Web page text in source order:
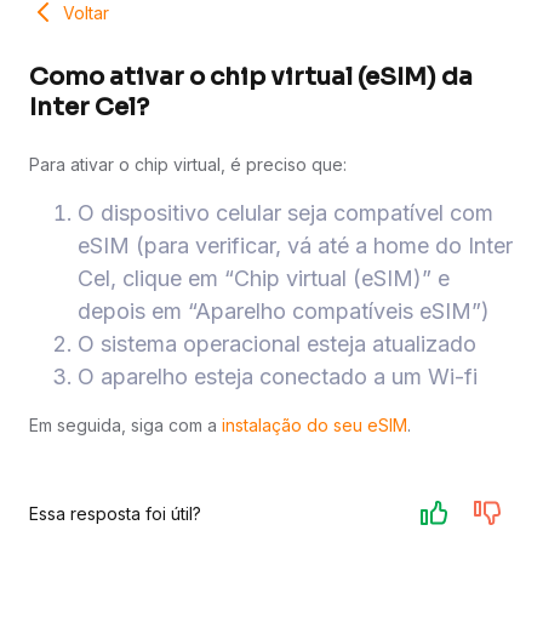
Voltar
Como ativar o chip virtual (eSIM) da
Inter Cel?
Para ativar o chip virtual, é preciso que:
O dispositivo celular seja compatível com
eSIM (para verificar, vá até a home do Inter
Cel, clique em “Chip virtual (eSIM)” e
depois em “Aparelho compatíveis eSIM”)
O sistema operacional esteja atualizado
O aparelho esteja conectado a um Wi-fi
Em seguida, siga com a instalação do seu eSIM.
Essa resposta foi útil?